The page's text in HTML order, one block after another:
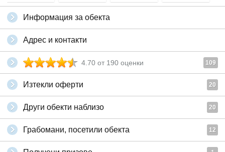
Информация за обекта
Адрес и контакти
4.70 от 190 оценки 109
Изтекли оферти 20
Други обекти наблизо 20
Грабомани, посетили обекта 12